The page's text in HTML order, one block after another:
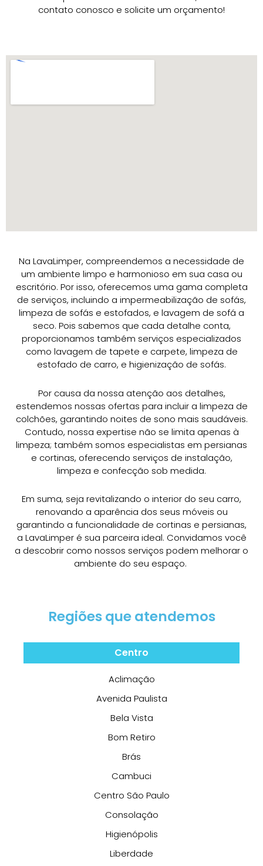
contato conosco e solicite um orçamento!
Na LavaLimper, compreendemos a necessidade de
um ambiente limpo e harmonioso em sua casa ou
escritório. Por isso, oferecemos uma gama completa
de serviços, incluindo a impermeabilização de sofás,
limpeza de sofás e estofados, e lavagem de sofá a
seco. Pois sabemos que cada detalhe conta,
proporcionamos também serviços especializados
como lavagem de tapete e carpete, limpeza de
estofado de carro, e higienização de sofás.
Por causa da nossa atenção aos detalhes,
estendemos nossas ofertas para incluir a limpeza de
colchões, garantindo noites de sono mais saudáveis.
Contudo, nossa expertise não se limita apenas à
limpeza; também somos especialistas em persianas
e cortinas, oferecendo serviços de instalação,
limpeza e confecção sob medida.
Em suma, seja revitalizando o interior do seu carro,
renovando a aparência dos seus móveis ou
garantindo a funcionalidade de cortinas e persianas,
a LavaLimper é sua parceira ideal. Convidamos você
a descobrir como nossos serviços podem melhorar o
ambiente do seu espaço.
Regiões que atendemos
Centro
Aclimação
Avenida Paulista
Bela Vista
Bom Retiro
Brás
Cambuci
Centro São Paulo
Consolação
Higienópolis
Liberdade